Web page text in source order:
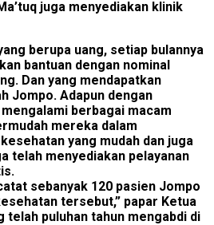
juga menyediakan klinik
berupa uang, setiap bulannya
bantuan dengan nominal
Dan yang mendapatkan
Jompo. Adapun dengan
berbagai macam
mereka dalam
yang mudah dan juga
telah menyediakan pelayanan
sebanyak 120 pasien Jompo
tersebut,” papar Ketua
telah puluhan tahun mengabdi di